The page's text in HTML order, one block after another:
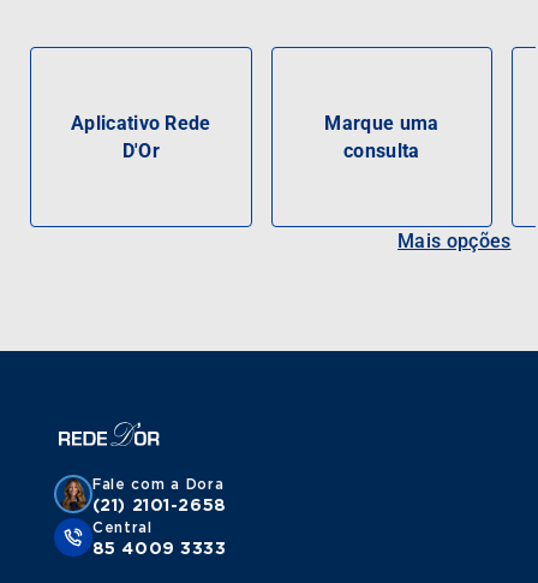
Aplicativo Rede
D'Or
Marque uma
consulta
Mais opções
Fale com a Dora
(21) 2101-2658
Central
85 4009 3333